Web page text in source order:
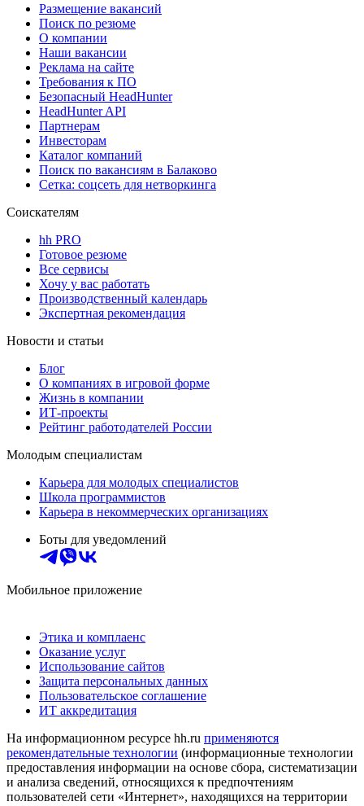
Размещение вакансий
Поиск по резюме
О компании
Наши вакансии
Реклама на сайте
Требования к ПО
Безопасный HeadHunter
HeadHunter API
Партнерам
Инвесторам
Каталог компаний
Поиск по вакансиям в Балаково
Сетка: соцсеть для нетворкинга
Соискателям
hh PRO
Готовое резюме
Все сервисы
Хочу у вас работать
Производственный календарь
Экспертная рекомендация
Новости и статьи
Блог
О компаниях в игровой форме
Жизнь в компании
ИТ-проекты
Рейтинг работодателей России
Молодым специалистам
Карьера для молодых специалистов
Школа программистов
Карьера в некоммерческих организациях
Боты для уведомлений
Мобильное приложение
Этика и комплаенс
Оказание услуг
Использование сайтов
Защита персональных данных
Пользовательское соглашение
ИТ аккредитация
На информационном ресурсе hh.ru применяются
рекомендательные технологии (информационные технологии
предоставления информации на основе сбора, систематизации
и анализа сведений, относящихся к предпочтениям
пользователей сети «Интернет», находящихся на территории